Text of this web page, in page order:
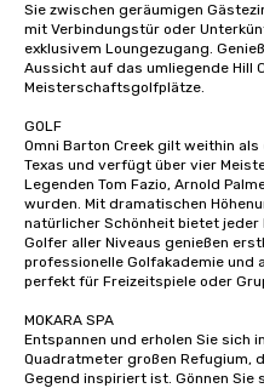
Sie zwischen geräumigen
mit Verbindungstür oder
exklusivem Loungezugang.
Aussicht auf das umliegende Hill
Meisterschaftsgolfplätze.
GOLF
Omni Barton Creek gilt weithin
Texas und verfügt über vier
Legenden Tom Fazio, Arnold
wurden. Mit dramatischen
natürlicher Schönheit bietet jeder
Golfer aller Niveaus genießen
professionelle Golfakademie und
perfekt für Freizeitspiele oder
MOKARA SPA
Entspannen und erholen Sie sich
Quadratmeter großen Refugium,
Gegend inspiriert ist. Gönnen Sie